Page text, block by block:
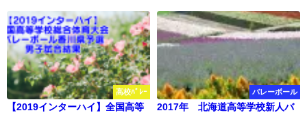
高校ﾊﾞﾚｰ
【2019インターハイ】全国高等
バレーボール
2017年 北海道高等学校新人バ